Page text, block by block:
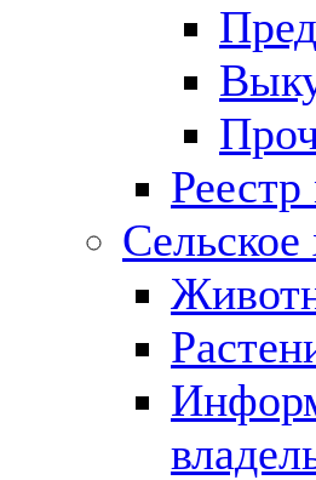
Сельское